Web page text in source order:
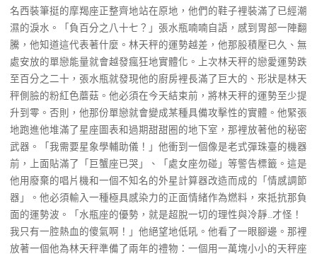
名西裝筆挺的摩羯座正整齊地站在原地，他們的鞋子裡裝滿了已經潮
濕的淚水。「負百分之八十七？」張水瓶喃喃自語，感到胃部一陣翻
騰，他知道這代表著什麼。林天秤的運勢越差，他那股積壓已久、無
處安放的單戀能量就會越發瘋狂地實體化。上次林天秤的戀愛運勢跌
至百分之二十，張水瓶就發現他的廚房裡長滿了巨大的、形狀是林天
秤側臉的粉紅色蘑菇。他必須在今天結束前，將林天秤的運勢至少提
升到零。否則，他那份單戀就會變成某種具備攻擊性的實體。他緊張
地跑進他堆滿了星座圖表和過期甜甜圈的地下室，那裡放著他的秘密
武器。「我需要星象學輔助儀！」他衝到一個像是老式彈珠臺的機器
前，上面貼滿了「巨蟹座已哭」、「處女座勿碰」等警告標籤。這是
他用廢棄的唱片機和一個不知名的外星計算器改造而成的「情感調節
器」。他必須輸入一種極具感染力的正面情緒作為燃料，來抵抗那負
面的運勢波。「水瓶座的優勢，就是超脫一切的理性與冷靜…才怪！
我只有一腔熱血的傻氣啊！」他絕望地低吼。他看了一眼腳邊。那裡
放著一個他為林天秤準備了兩年的禮物：一個用一萬塊小小的天秤座